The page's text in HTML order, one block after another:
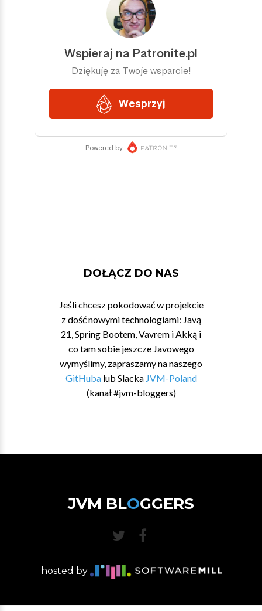
DOŁĄCZ DO NAS
Jeśli chcesz pokodować w projekcie
z dość nowymi technologiami: Javą
21, Spring Bootem, Vavrem i Akką i
co tam sobie jeszcze Javowego
wymyślimy, zapraszamy na naszego
GitHubalub Slacka JVM-Poland
(kanał #jvm-bloggers)
JVM BLOGGERS
hosted by